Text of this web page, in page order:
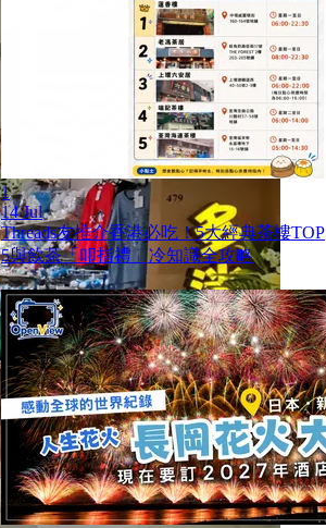
1
14 Jul
Threads友推介香港必吃！5大經典茶樓TOP
5與飲茶「叩指禮」冷知識全攻略